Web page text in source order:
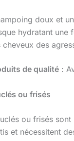
doux et
hydratant
cheveux des
de qualité :
ou frisés
ou frisés
et nécessitent